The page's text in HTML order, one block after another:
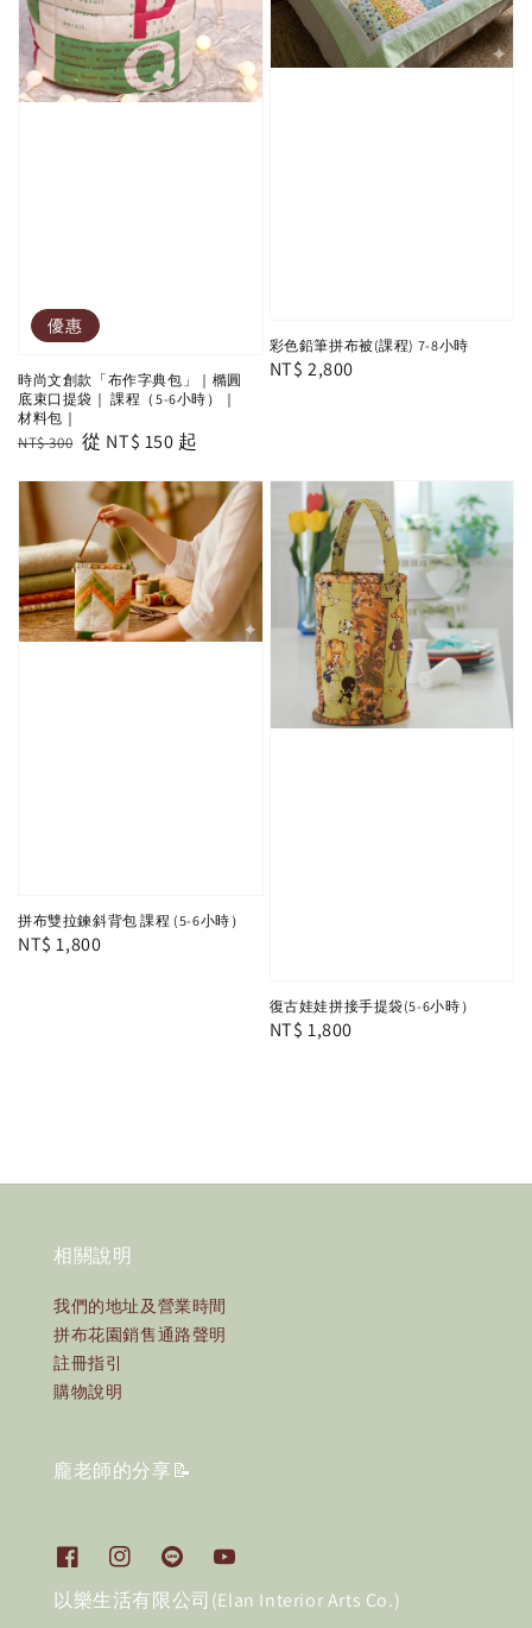
優惠
時尚文創款「布作字典包」｜橢圓
底束口提袋｜ 課程（5-6小時）｜
材料包｜
Regular
NT$ 300 Sale
從 NT$ 150 起
彩色鉛筆拼布被(課程) 7-8小時
Regular
NT$ 2,800
拼布雙拉鍊斜背包 課程 (5-6小時）
Regular
NT$ 1,800
復古娃娃拼接手提袋(5-6小時）
Regular
NT$ 1,800
相關說明
我們的地址及營業時間
拼布花園銷售通路聲明
註冊指引
購物說明
龐老師的分享📝
以樂生活有限公司(Elan Interior Arts Co.)